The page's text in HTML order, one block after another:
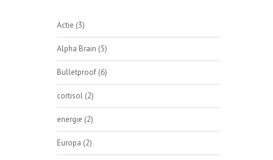
Actie (3)
Alpha Brain (5)
Bulletproof (6)
cortisol (2)
energie (2)
Europa (2)